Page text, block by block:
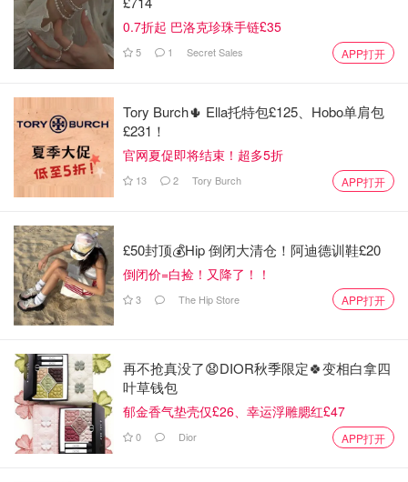
0.7折起 巴洛克珍珠手链£35
5 1 Secret Sales APP打开
Tory Burch🌵 Ella托特包£125、Hobo单肩包
£231！
官网夏促即将结束！超多5折
13 2 Tory Burch APP打开
£50封顶💰Hip 倒闭大清仓！阿迪德训鞋£20
倒闭价=白捡！又降了！！
3 The Hip Store APP打开
再不抢真没了😧DIOR秋季限定🍀变相白拿四
叶草钱包
郁金香气垫壳仅£26、幸运浮雕腮红£47
0 Dior APP打开